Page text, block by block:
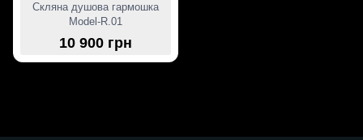
Скляна душова гармошка
Model-R.01
10 900 грн